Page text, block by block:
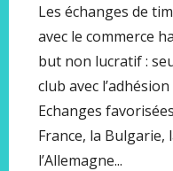
Les échanges de
avec le commerce
but non lucratif :
club avec l’adhésion
Echanges
France, la Bulgarie,
l’Allemagne...